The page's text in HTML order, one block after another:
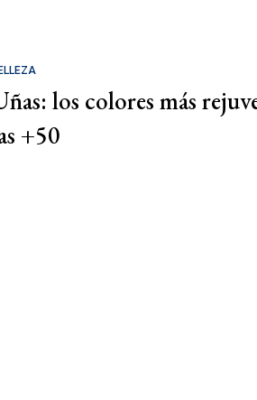
los colores más
+50